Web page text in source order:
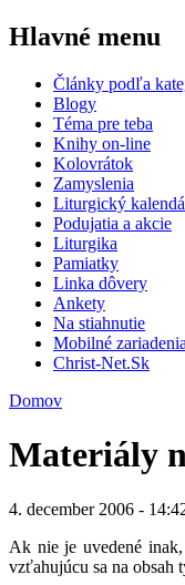
Hlavné menu
Články podľa
Blogy
Téma pre teba
Knihy on-line
Kolovrátok
Zamyslenia
Liturgický
Podujatia a akcie
Liturgika
Pamiatky
Linka dôvery
Ankety
Na stiahnutie
Mobilné zariadenia
Christ-Net.Sk
Domov
Materiály
4. december 2006 -
Ak nie je uvedené
vzťahujúcu sa na obsah